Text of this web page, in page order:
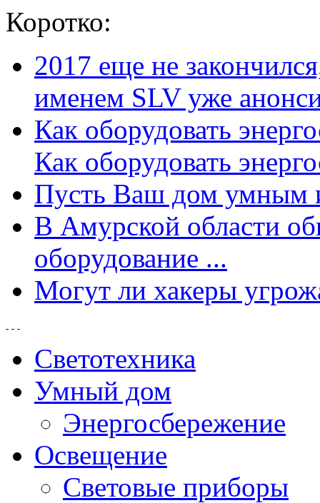
Коротко:
2017 еще не
именем SLV уже
Как оборудовать
Как оборудовать
Пусть Ваш дом умным
В Амурской области
оборудование ...
Могут ли хакеры
Светотехника
Умный дом
Энергосбережение
Освещение
Световые приборы